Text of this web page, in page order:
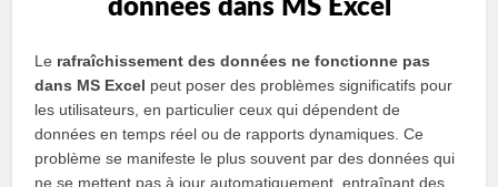
données dans MS Excel
Le rafraîchissement des données ne fonctionne pas
dans MS Excel peut poser des problèmes significatifs pour
les utilisateurs, en particulier ceux qui dépendent de
données en temps réel ou de rapports dynamiques. Ce
problème se manifeste le plus souvent par des données qui
ne se mettent pas à jour automatiquement, entraînant des